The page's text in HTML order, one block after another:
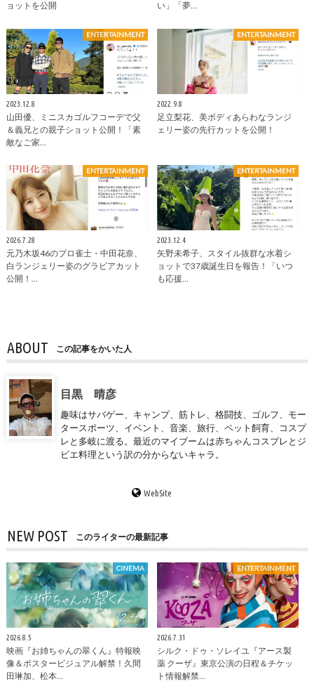
ョットを公開 い」「夢…
ENTERTAINMENT
2023.12.8
山田優、ミニスカゴルフコーデで父
＆義兄との親子ショット公開！「素
敵なご家…
ENTERTAINMENT
2022.9.8
足立梨花、美ボディあらわなランジ
ェリー姿の先行カットを公開！
ENTERTAINMENT
2026.7.28
元乃木坂46のプロ雀士・中田花奈、
白ランジェリー姿のグラビアカット
公開！…
ENTERTAINMENT
2023.12.4
矢野未希子、スタイル抜群な水着シ
ョットで37歳誕生日を報告！「いつ
も応援…
ABOUT この記事をかいた人
目黒 晴彦
趣味はサバゲー、キャンプ、筋トレ、格闘技、ゴルフ、モー
タースポーツ、イベント、音楽、旅行、ペット飼育、コスプ
レと多岐に渡る。最近のマイブームは赤ちゃんコスプレとジ
ビエ料理という訳の分からないキャラ。
WebSite
NEW POST このライターの最新記事
CINEMA
2026.8.5
映画『お姉ちゃんの翠くん』特報映
像＆ポスタービジュアル解禁！久間
田琳加、松本…
ENTERTAINMENT
2026.7.31
シルク・ドゥ・ソレイユ『アース製
薬 クーザ』東京公演の日程＆チケッ
ト情報解禁…